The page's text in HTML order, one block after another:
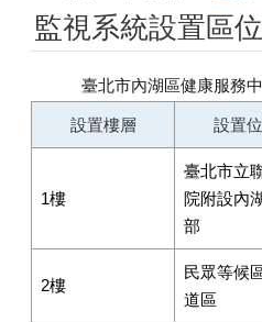
監視系統設置區位
設置樓層 設置
臺北市內湖區健康服務
1樓
臺北市立
院附設內
部
2樓
民眾等候
道區